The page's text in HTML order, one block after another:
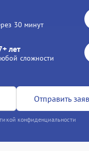
30 минут
лет
сложности
Отправить
конфиденциальности